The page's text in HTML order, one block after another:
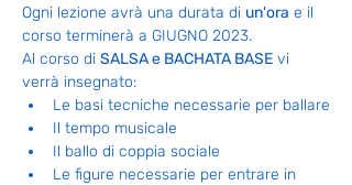
Ogni lezione avrà una durata di un'ora e il
corso terminerà a GIUGNO 2023.
Al corso di SALSA e BACHATA BASE vi
verrà insegnato:
Le basi tecniche necessarie per ballare
Il tempo musicale
Il ballo di coppia sociale
Le figure necessarie per entrare in